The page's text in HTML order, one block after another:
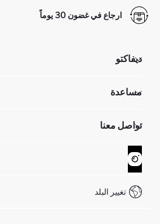
ارجاع في غضون 30 يوماً
ديفاكتو
تعرف علينا
GIFT CLUB
مساعدة
عمليات الارجاع و الاستبدال السهلة
تتبع الشحنة
كيف يمكنك التسوق في ديفاكتو ؟
تواصل معنا
نموذج الاتصال
خدمة العملاء
تغيير البلد